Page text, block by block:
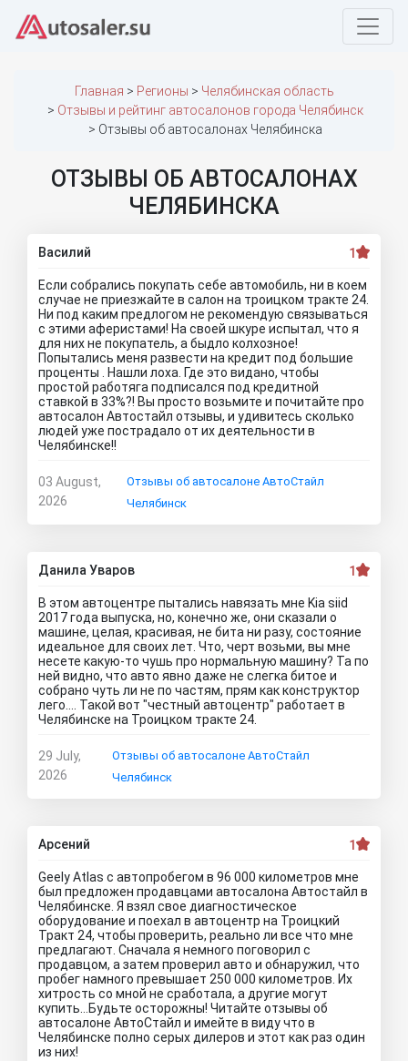
Главная Регионы
Челябинская область
Отзывы и рейтинг автосалонов города Челябинск
Отзывы об автосалонах Челябинска
ОТЗЫВЫ ОБ АВТОСАЛОНАХ
ЧЕЛЯБИНСКА
Василий 1
Если собрались покупать себе автомобиль, ни в коем
случае не приезжайте в салон на троицком тракте 24.
Ни под каким предлогом не рекомендую связываться
с этими аферистами! На своей шкуре испытал, что я
для них не покупатель, а быдло колхозное!
Попытались меня развести на кредит под большие
проценты . Нашли лоха. Где это видано, чтобы
простой работяга подписался под кредитной
ставкой в 33%?! Вы просто возьмите и почитайте про
автосалон Автостайл отзывы, и удивитесь сколько
людей уже пострадало от их деятельности в
Челябинске!!
03 August,
2026
Отзывы об автосалоне АвтоСтайл
Челябинск
Данила Уваров 1
В этом автоцентре пытались навязать мне Kia siid
2017 года выпуска, но, конечно же, они сказали о
машине, целая, красивая, не бита ни разу, состояние
идеальное для своих лет. Что, черт возьми, вы мне
несете какую-то чушь про нормальную машину? Та по
ней видно, что авто явно даже не слегка битое и
собрано чуть ли не по частям, прям как конструктор
лего.... Такой вот "честный автоцентр" работает в
Челябинске на Троицком тракте 24.
29 July,
2026
Отзывы об автосалоне АвтоСтайл
Челябинск
Арсений 1
Geely Atlas с автопробегом в 96 000 километров мне
был предложен продавцами автосалона Автостайл в
Челябинске. Я взял свое диагностическое
оборудование и поехал в автоцентр на Троицкий
Тракт 24, чтобы проверить, реально ли все что мне
предлагают. Сначала я немного поговорил с
продавцом, а затем проверил авто и обнаружил, что
пробег намного превышает 250 000 километров. Их
хитрость со мной не сработала, а другие могут
купить…Будьте осторожны! Читайте отзывы об
автосалоне АвтоСтайл и имейте в виду что в
Челябинске полно серых дилеров и этот как раз один
из них!